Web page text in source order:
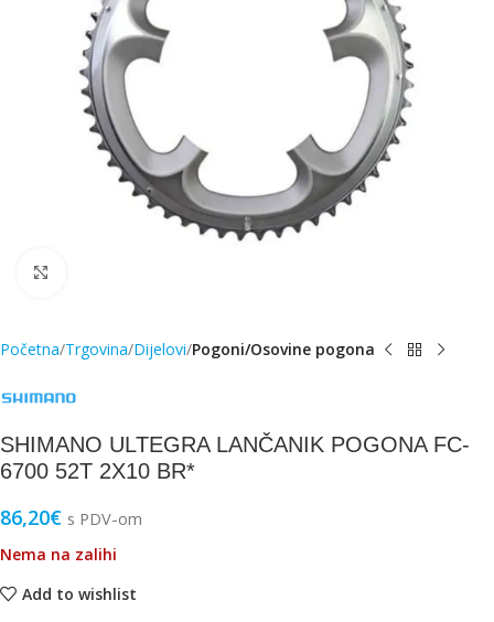
Početna Trgovina Dijelovi Pogoni/Osovine pogona
SHIMANO ULTEGRA LANČANIK POGONA FC-
6700 52T 2X10 BR*
86,20€ s PDV-om
Nema na zalihi
Add to wishlist